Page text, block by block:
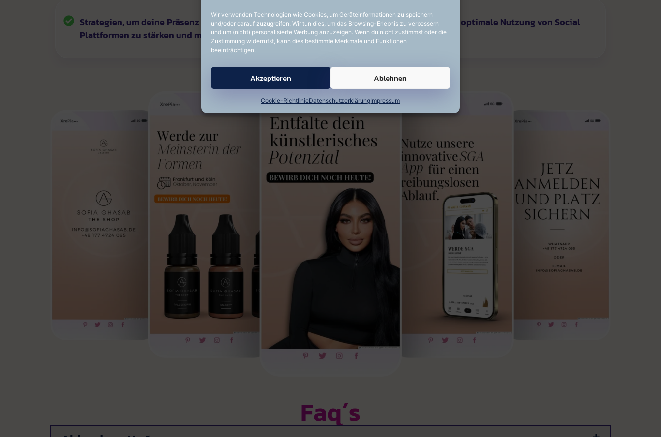
Wir verwenden Technologien wie Cookies, um Geräteinformationen zu speichern
und/oder darauf zuzugreifen. Wir tun dies, um das Browsing-Erlebnis zu verbessern
und um (nicht) personalisierte Werbung anzuzeigen. Wenn du nicht zustimmst oder die
Zustimmung widerrufst, kann dies bestimmte Merkmale und Funktionen
beeinträchtigen.
Akzeptieren Ablehnen
Cookie-RichtlinieDatenschutzerklärungImpressum
Strategien, um deine Präsenz auf Social-Media-
Plattformen zu stärken und mehr Engagement zu erzielen.
Experten-Tipps für eine optimale Nutzung von Social
Media Plattformen
Faq´s